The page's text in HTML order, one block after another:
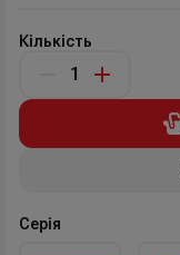
Кількість
Серія